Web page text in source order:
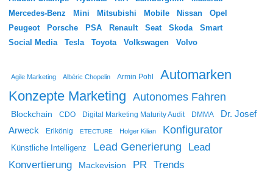
Mercedes-Benz
Mini Mitsubishi Mobile Nissan
Opel
Peugeot
Porsche PSA Renault Seat Skoda
Smart
Social Media
Tesla Toyota Volkswagen Volvo
Agile Marketing Albéric Chopelin Armin Pohl
Automarken
Konzepte Marketing Autonomes Fahren
Blockchain CDO Digital Marketing Maturity Audit DMMA
Dr. Josef
Arweck
Erlkönig ETECTURE Holger Kilian Konfigurator
Künstliche Intelligenz Lead Generierung
Lead
Konvertierung
Mackevision PR Trends